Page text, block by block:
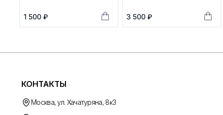
1 500 ₽ 3 500 ₽
КОНТАКТЫ
Москва, ул. Хачатуряна, 8к3